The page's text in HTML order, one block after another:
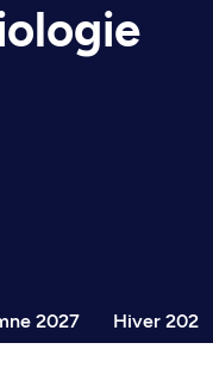
2027 Hiver 2028